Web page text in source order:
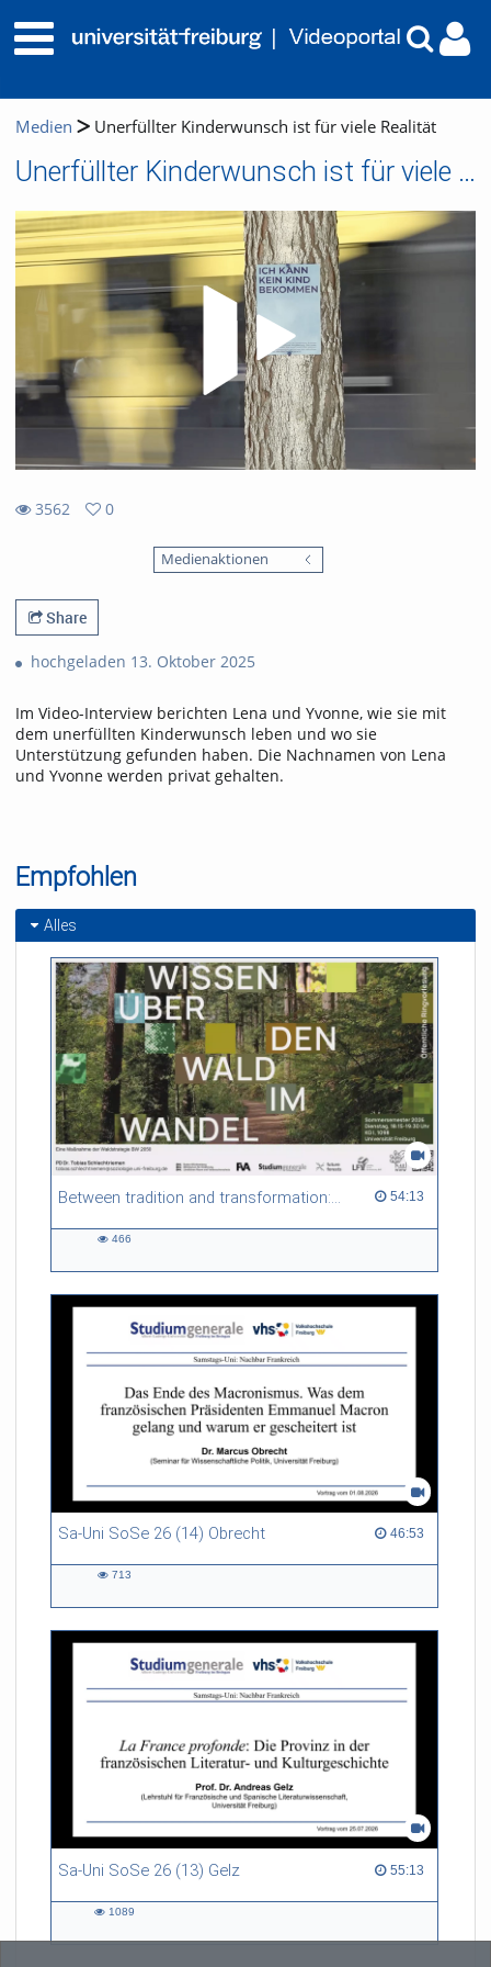
Medien Unerfüllter Kinderwunsch ist für viele Realität
Unerfüllter Kinderwunsch ist für viele Realität
3562
0
Medienaktionen
Share
hochgeladen 13. Oktober 2025
Im Video-Interview berichten Lena und Yvonne, wie sie mit
dem unerfüllten Kinderwunsch leben und wo sie
Unterstützung gefunden haben. Die Nachnamen von Lena
und Yvonne werden privat gehalten.
Empfohlen
Alles
Between tradition and transformation: how owners, advisers and institutions co-create knowledge for resilient forests in Europe 54:13
54:13 duration
466
Sa-Uni SoSe 26 (14) Obrecht 46:53
46:53 duration
713
Sa-Uni SoSe 26 (13) Gelz 55:13
55:13 duration
1089